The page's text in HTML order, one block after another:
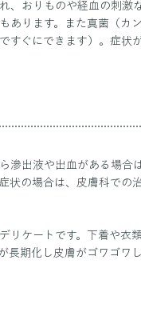
、おりものや経血の刺激
あります。また真菌（カ
すぐにできます）。 症状
滲出液や出血がある場合
の場合は、皮膚科での
リケートです。下着や衣
長期化し皮膚がゴワゴワ